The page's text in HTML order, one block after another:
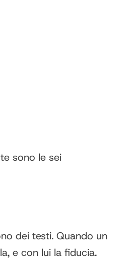
sono le sei
dei testi. Quando un
e con lui la fiducia.